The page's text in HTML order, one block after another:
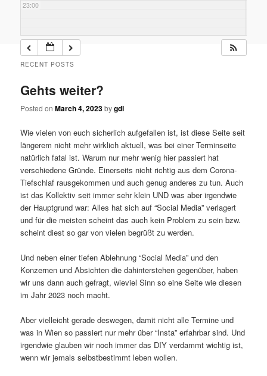
23:00
RECENT POSTS
Gehts weiter?
Posted onMarch 4, 2023bygdl
Wie vielen von euch sicherlich aufgefallen ist, ist diese Seite seit
längerem nicht mehr wirklich aktuell, was bei einer Terminseite
natürlich fatal ist. Warum nur mehr wenig hier passiert hat
verschiedene Gründe. Einerseits nicht richtig aus dem Corona-
Tiefschlaf rausgekommen und auch genug anderes zu tun. Auch
ist das Kollektiv seit immer sehr klein UND was aber irgendwie
der Hauptgrund war: Alles hat sich auf “Social Media” verlagert
und für die meisten scheint das auch kein Problem zu sein bzw.
scheint diest so gar von vielen begrüßt zu werden.
Und neben einer tiefen Ablehnung “Social Media” und den
Konzernen und Absichten die dahinterstehen gegenüber, haben
wir uns dann auch gefragt, wieviel Sinn so eine Seite wie diesen
im Jahr 2023 noch macht.
Aber vielleicht gerade deswegen, damit nicht alle Termine und
was in Wien so passiert nur mehr über “Insta” erfahrbar sind. Und
irgendwie glauben wir noch immer das DIY verdammt wichtig ist,
wenn wir jemals selbstbestimmt leben wollen.